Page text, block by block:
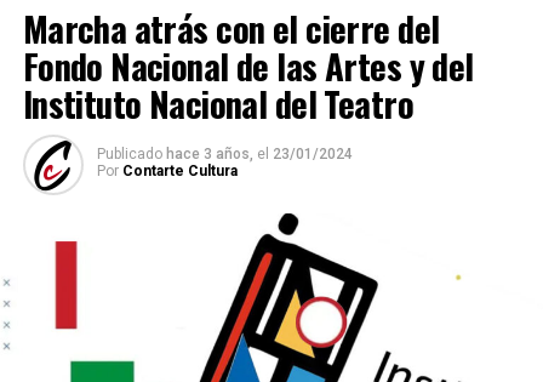
Marcha atrás con el cierre del
Fondo Nacional de las Artes y del
Instituto Nacional del Teatro
Publicado hace 3 años, el 23/01/2024
Por Contarte Cultura